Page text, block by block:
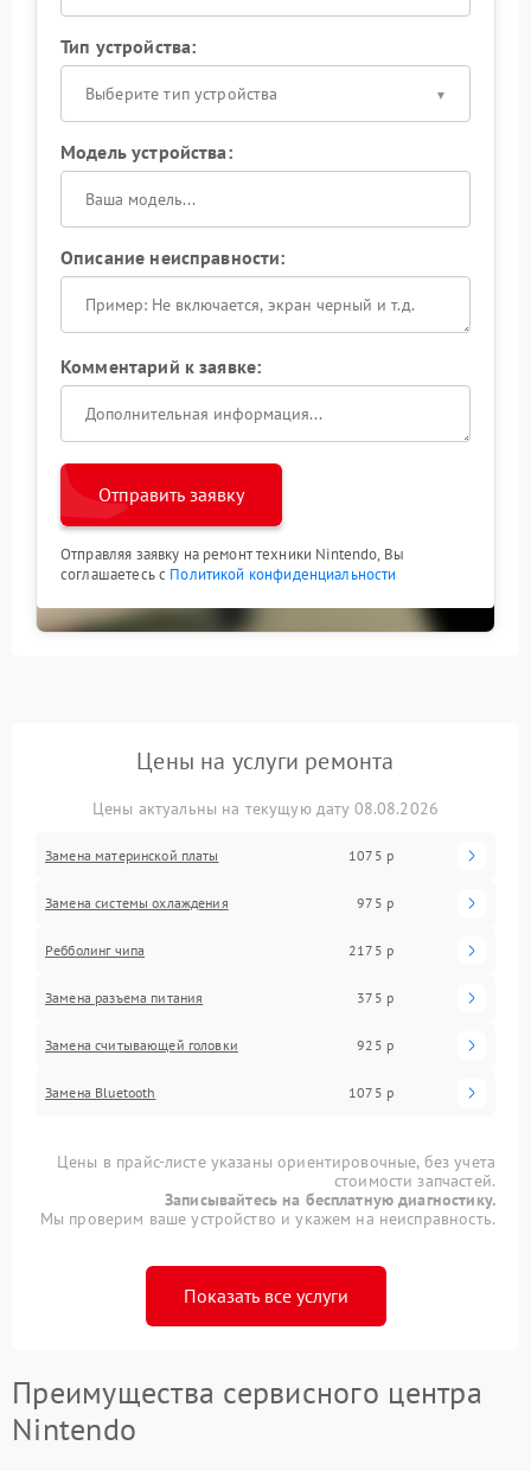
Тип устройства:
Выберите тип устройства
Модель устройства:
Описание неисправности:
Комментарий к заявке:
Отправить заявку
Отправляя заявку на ремонт техники Nintendo, Вы
соглашаетесь с Политикой конфиденциальности
Цены на услуги ремонта
Цены актуальны на текущую дату 08.08.2026
Замена материнской платы 1075 р
Замена системы охлаждения 975 р
Ребболинг чипа 2175 р
Замена разъема питания 375 р
Замена считывающей головки 925 р
Замена Bluetooth 1075 р
Цены в прайс-листе указаны ориентировочные, без учета
стоимости запчастей.
Записывайтесь на бесплатную диагностику.
Мы проверим ваше устройство и укажем на неисправность.
Показать все услуги
Преимущества сервисного центра
Nintendo